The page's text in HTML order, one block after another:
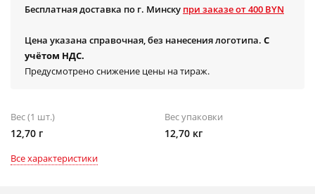
Бесплатная доставка по г. Минску при заказе от 400 BYN
Цена указана справочная, без нанесения логотипа. С
учётом НДС.
Предусмотрено снижение цены на тираж.
Вес (1 шт.)
12,70 г
Вес упаковки
12,70 кг
Все характеристики